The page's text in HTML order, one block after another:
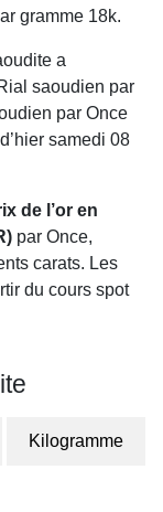
gramme 18k.
a
saoudien par
par Once
samedi 08
de l’or en
par Once,
carats. Les
du cours spot
Kilogramme